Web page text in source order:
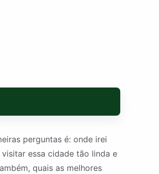
perguntas é: onde irei
essa cidade tão linda e
quais as melhores